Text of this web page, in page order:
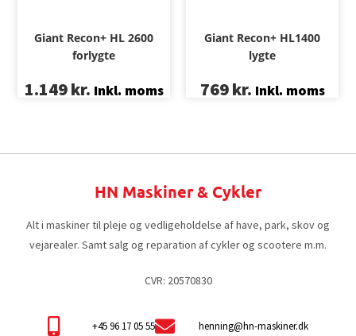
Giant Recon+ HL 2600
forlygte
1.149kr. Inkl. moms
Giant Recon+ HL1400
lygte
769kr. Inkl. moms
HN Maskiner & Cykler
Alt i maskiner til pleje og vedligeholdelse af have, park, skov og
vejarealer. Samt salg og reparation af cykler og scootere m.m.
CVR: 20570830
+45 96 17 05 55 henning@hn-maskiner.dk